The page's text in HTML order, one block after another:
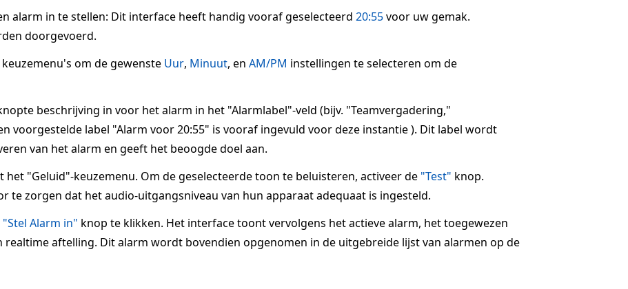
alarm in te stellen: Dit interface heeft handig vooraf geselecteerd 20:55voor uw gemak.
doorgevoerd.
om de gewenste Uur, Minuut, en AM/PM instellingen te selecteren om de
beschrijving in voor het alarm in het "Alarmlabel"-veld (bijv. "Teamvergadering,"
voorgestelde label "Alarm voor 20:55" is vooraf ingevuld voor deze instantie ). Dit label wordt
van het alarm en geeft het beoogde doel aan.
het "Geluid"-keuzemenu. Om de geselecteerde toon te beluisteren, activeer de "Test" knop.
te zorgen dat het audio-uitgangsniveau van hun apparaat adequaat is ingesteld.
"Stel Alarm in" knop te klikken. Het interface toont vervolgens het actieve alarm, het toegewezen
realtime aftelling. Dit alarm wordt bovendien opgenomen in de uitgebreide lijst van alarmen op de